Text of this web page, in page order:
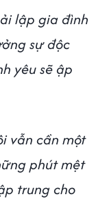
lập gia đình
sự độc
yêu sẽ ập
vẫn cần một
phút mệt
trung cho